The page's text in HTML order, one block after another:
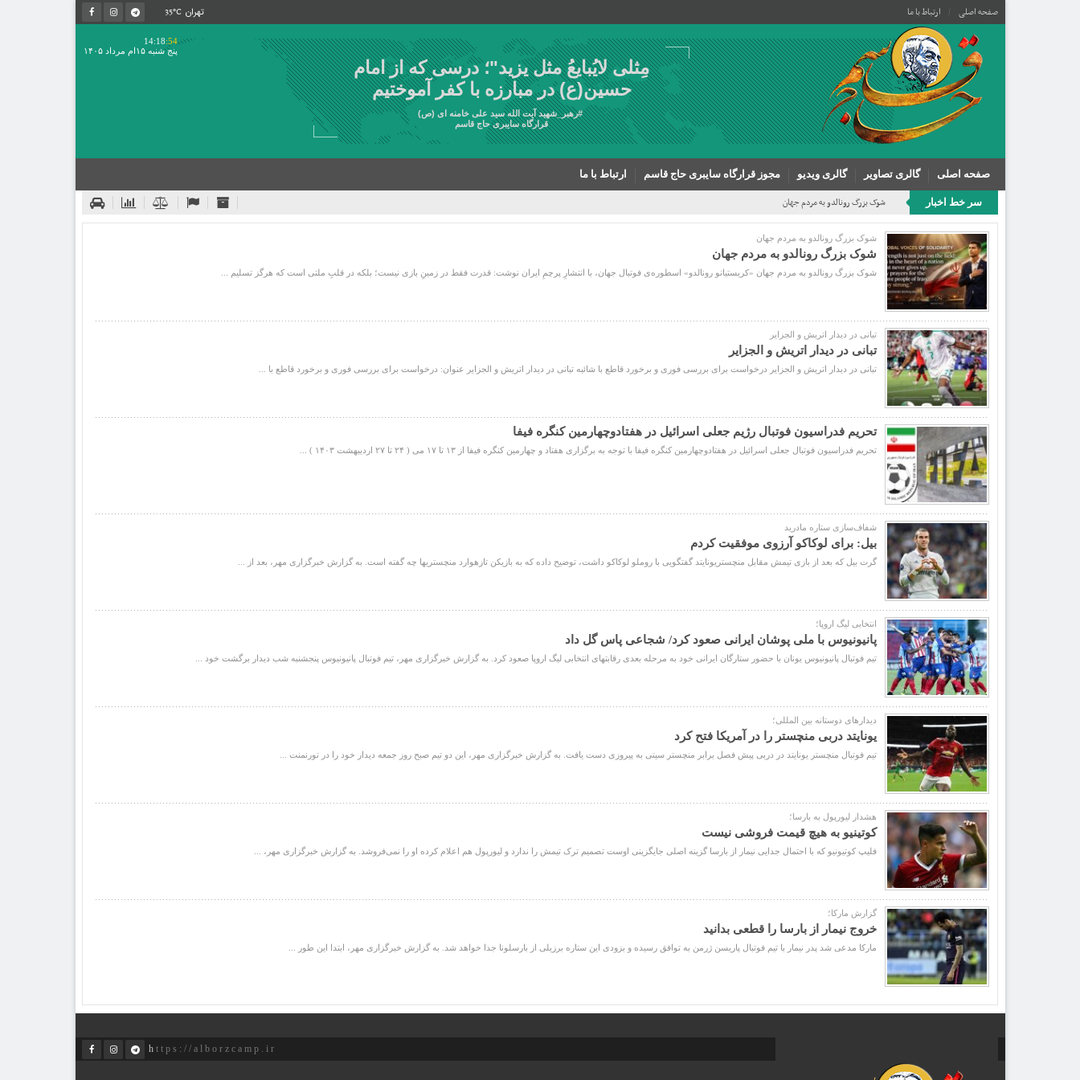
صفحه اصلی ارتباط با ما تهران 35°C
14:18:54
پنج شنبه ۱۵ام مرداد ۱۴۰۵
مِثلی لایُبایعُ مثل یزید"؛ درسی که از امام
حسین(ع) در مبارزه با کفر آموختیم
#رهبر_شهید آیت الله سید علی خامنه ای (ص)
قرارگاه سایبری حاج قاسم
صفحه اصلی گالری تصاویر گالری ویدیو مجوز قرارگاه سایبری حاج قاسم ارتباط با ما
سر خط اخبار شوک بزرگ رونالدو به مردم جهان
شوک بزرگ رونالدو به مردم جهان
شوک بزرگ رونالدو به مردم جهان
شوک بزرگ رونالدو به مردم جهان «کریستیانو رونالدو» اسطوره‌ی فوتبال جهان، با انتشارِ پرچمِ ایران نوشت: قدرت فقط در زمینِ بازی نیست؛ بلکه در قلبِ ملتی است که هرگز تسلیم ...
تبانی در دیدار اتریش و الجزایر
تبانی در دیدار اتریش و الجزایر
تبانی در دیدار اتریش و الجزایر درخواست برای بررسی فوری و برخورد قاطع با شائبه تبانی در دیدار اتریش و الجزایر عنوان: درخواست برای بررسی فوری و برخورد قاطع با ...
تحریم فدراسیون فوتبال رژیم جعلی اسرائیل در هفتادوچهارمین کنگره فیفا
تحریم فدراسیون فوتبال جعلی اسرائیل در هفتادوچهارمین کنگره فیفا با توجه به برگزاری هفتاد و چهارمین کنگره فیفا از ۱۳ تا ۱۷ می ( ۲۴ تا ۲۷ اردیبهشت ۱۴۰۳ ) ...
شفاف‌سازی ستاره مادرید
بیل: برای لوکاکو آرزوی موفقیت کردم
گرت بیل که بعد از بازی تیمش مقابل منچستریونایتد گفتگویی با روملو لوکاکو داشت، توضیح داده که به بازیکن تازه‎وارد منچستری‎ها چه گفته است. به گزارش خبرگزاری مهر، بعد از ...
انتخابی لیگ اروپا؛
پانیونیوس با ملی پوشان ایرانی صعود کرد/ شجاعی پاس گل داد
تیم فوتبال پانیونیوس یونان با حضور ستارگان ایرانی خود به مرحله بعدی رقابتهای انتخابی لیگ اروپا صعود کرد. به گزارش خبرگزاری مهر، تیم فوتبال پانیونیوس پنجشنبه شب دیدار برگشت خود ...
دیدارهای دوستانه بین المللی؛
یونایتد دربی منچستر را در آمریکا فتح کرد
تیم فوتبال منچستر یونایتد در دربی پیش فصل برابر منچستر سیتی به پیروزی دست یافت. به گزارش خبرگزاری مهر، این دو تیم صبح روز جمعه دیدار خود را در تورنمنت ...
هشدار لیورپول به بارسا؛
کوتینیو به هیچ قیمت فروشی نیست
فلیپ کوتیونیو که با احتمال جدایی نیمار از بارسا گزینه اصلی جایگزینی اوست تصمیم ترک تیمش را ندارد و لیورپول هم اعلام کرده او را نمی‌فروشد. به گزارش خبرگزاری مهر، ...
گزارش مارکا؛
خروج نیمار از بارسا را قطعی بدانید
مارکا مدعی شد پدر نیمار با تیم فوتبال پاری‎سن ژرمن به توافق رسیده و بزودی این ستاره برزیلی از بارسلونا جدا خواهد شد. به گزارش خبرگزاری مهر، ابتدا این طور ...
https://alborzcamp.ir